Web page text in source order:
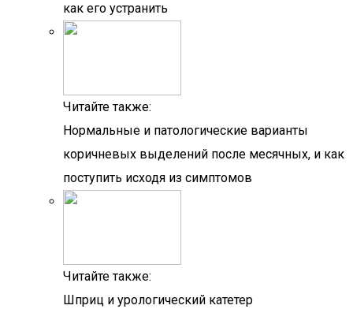
как его устранить
Читайте также:
Нормальные и патологические варианты
коричневых выделений после месячных, и как
поступить исходя из симптомов
Читайте также:
Шприц и урологический катетер